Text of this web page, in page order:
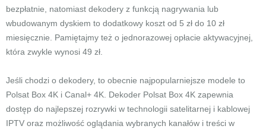
bezpłatnie, natomiast dekodery z funkcją nagrywania lub
wbudowanym dyskiem to dodatkowy koszt od 5 zł do 10 zł
miesięcznie. Pamiętajmy też o jednorazowej opłacie aktywacyjnej,
która zwykle wynosi 49 zł.
Jeśli chodzi o dekodery, to obecnie najpopularniejsze modele to
Polsat Box 4K i Canal+ 4K. Dekoder Polsat Box 4K zapewnia
dostęp do najlepszej rozrywki w technologii satelitarnej i kablowej
IPTV oraz możliwość oglądania wybranych kanałów i treści w